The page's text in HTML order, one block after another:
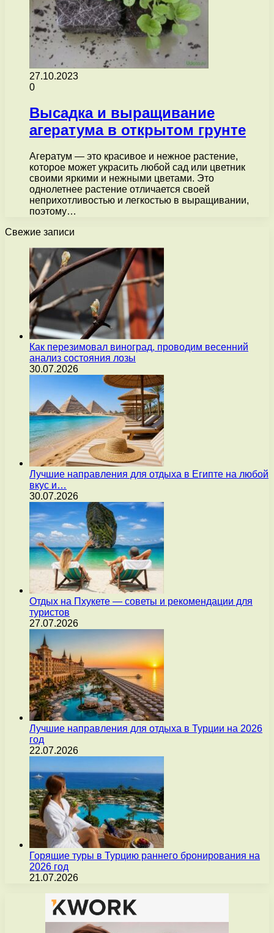
27.10.2023
0
Высадка и выращивание
агератума в открытом грунте
Агератум — это красивое и нежное растение,
которое может украсить любой сад или цветник
своими яркими и нежными цветами. Это
однолетнее растение отличается своей
неприхотливостью и легкостью в выращивании,
поэтому…
Свежие записи
Как перезимовал виноград, проводим весенний
анализ состояния лозы
30.07.2026
Лучшие направления для отдыха в Египте на любой
вкус и…
30.07.2026
Отдых на Пхукете — советы и рекомендации для
туристов
27.07.2026
Лучшие направления для отдыха в Турции на 2026
год
22.07.2026
Горящие туры в Турцию раннего бронирования на
2026 год
21.07.2026